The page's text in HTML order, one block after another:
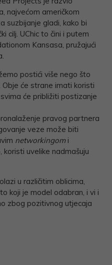
najvećom američkom
suzbijanje gladi, kako bi
cilj. UChic to čini i putem
Kansasa, pružajući
postići više nego što
Obje će strane imati koristi
će približiti postizanje
pravog partnera
veze može biti
networkingomi
uvelike nadmašuju
u različitim oblicima,
koji je model odabran, i vi i
zbog pozitivnog utjecaja